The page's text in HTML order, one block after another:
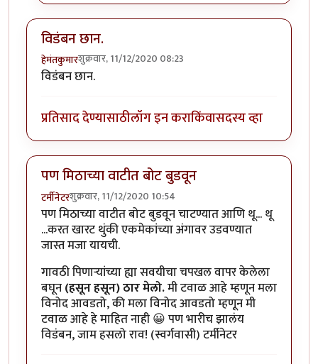
विडंबन छान.
हेमंतकुमारशुक्रवार, 11/12/2020 08:23
विडंबन छान.
प्रतिसाद देण्यासाठीलॉग इन कराकिंवासदस्य व्हा
पण मिठाच्या वाटीत बोट बुडवून
टर्मीनेटरशुक्रवार, 11/12/2020 10:54
पण मिठाच्या वाटीत बोट बुडवून चाटण्यात आणि थू... थू
...करत खारट थुंकी एकमेकांच्या अंगावर उडवण्यात
जास्त मजा यायची.
गावठी पिणाऱ्यांच्या ह्या सवयीचा चपखल वापर केलेला
बघून(हसून हसून) ठार मेलो.मी टवाळ आहे म्हणून मला
विनोद आवडतो, की मला विनोद आवडतो म्हणून मी
टवाळ आहे हे माहित नाही 😀 पण भारीच झालंय
विडंबन, जाम हसलो राव! (स्वर्गवासी) टर्मीनेटर